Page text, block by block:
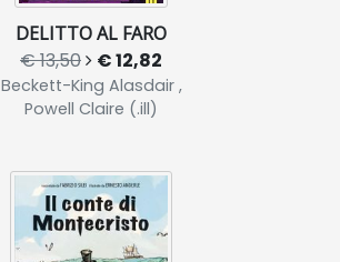
DELITTO AL FARO
€ 13,50 € 12,82
Beckett-King Alasdair ,
Powell Claire (.ill)